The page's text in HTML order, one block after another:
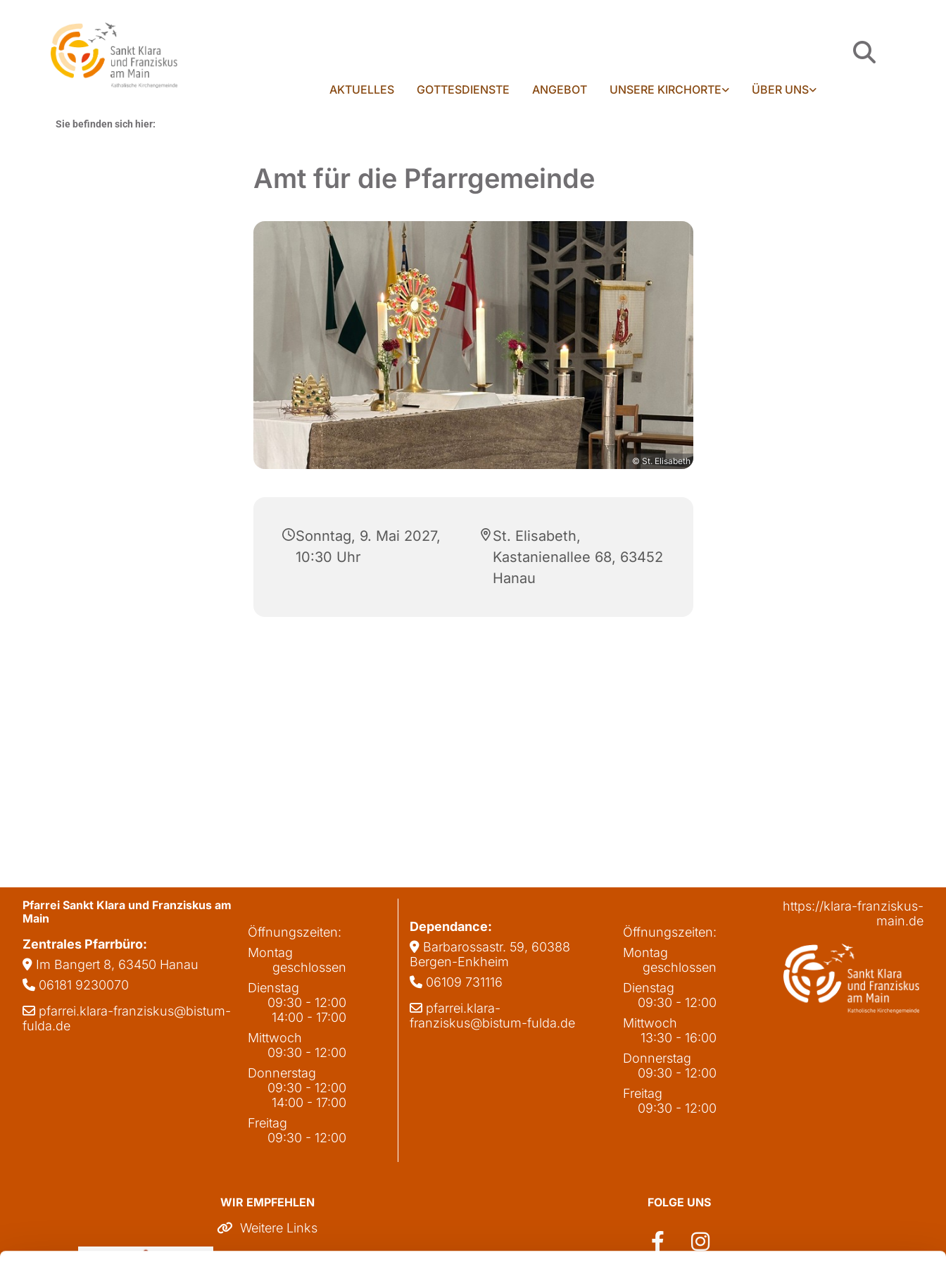
AKTUELLES GOTTESDIENSTE ANGEBOT UNSERE KIRCHORTE ÜBER UNS
Sie befinden sich hier:
Amt für die Pfarrgemeinde
© St. Elisabeth
Sonntag, 9. Mai 2027,
10:30 Uhr
St. Elisabeth,
Kastanienallee 68, 63452
Hanau
Pfarrei Sankt Klara und Franziskus am
Main
Zentrales Pfarrbüro:
 Im Bangert 8, 63450 Hanau
 06181 9230070
 pfarrei.klara-franziskus@bistum-
fulda.de
Öffnungszeiten:
Montag
geschlossen
Dienstag
09:30 - 12:00
14:00 - 17:00
Mittwoch
09:30 - 12:00
Donnerstag
09:30 - 12:00
14:00 - 17:00
Freitag
09:30 - 12:00
Dependance:
 Barbarossastr. 59, 60388
Bergen-Enkheim
 06109 731116
 pfarrei.klara-
franziskus@bistum-fulda.de
Öffnungszeiten:
Montag
geschlossen
Dienstag
09:30 - 12:00
Mittwoch
13:30 - 16:00
Donnerstag
09:30 - 12:00
Freitag
09:30 - 12:00
https://klara-franziskus-
main.de
WIR EMPFEHLEN
 Weitere Links
FOLGE UNS